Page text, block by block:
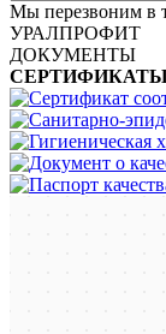
Мы перезвоним в
УРАЛПРОФИТ
ДОКУМЕНТЫ